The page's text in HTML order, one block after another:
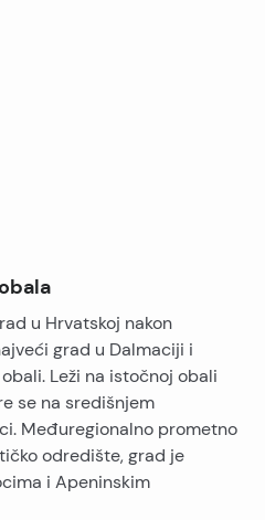
u Hrvatskoj nakon
grad u Dalmaciji i
Leži na istočnoj obali
se na središnjem
Međuregionalno prometno
odredište, grad je
i Apeninskim